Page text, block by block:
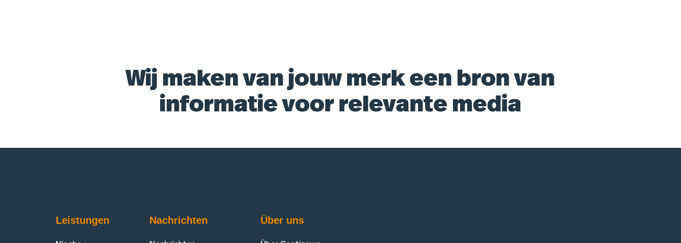
Wij maken van jouw merk een bron van
informatie voor relevante media
Leistungen Nachrichten Über uns